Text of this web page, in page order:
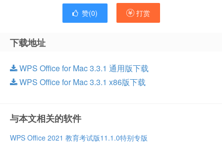
赞(0) 打赏
下载地址
WPS Office for Mac 3.3.1 通用版下载
WPS Office for Mac 3.3.1 x86版下载
与本文相关的软件
WPS Office 2021 教育考试版11.1.0特别专版